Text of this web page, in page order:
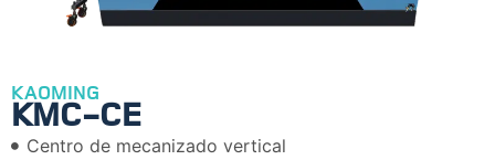
KAOMING
KMC-CE
Centro de mecanizado vertical